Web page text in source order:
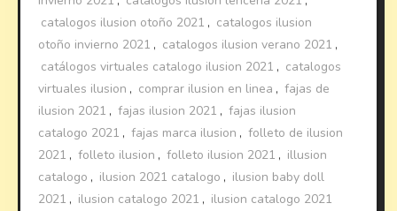
catalogos ilusion otoño 2021 , catalogos ilusion
otoño invierno 2021 , catalogos ilusion verano 2021 ,
catálogos virtuales catalogo ilusion 2021 , catalogos
virtuales ilusion , comprar ilusion en linea , fajas de
ilusion 2021 , fajas ilusion 2021 , fajas ilusion
catalogo 2021 , fajas marca ilusion , folleto de ilusion
2021 , folleto ilusion , folleto ilusion 2021 , illusion
catalogo , ilusion 2021 catalogo , ilusion baby doll
2021 , ilusion catalogo 2021 , ilusion catalogo 2021